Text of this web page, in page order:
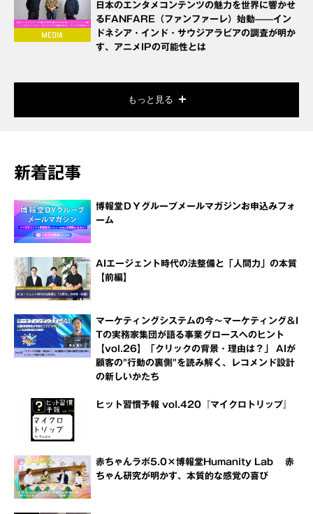
日本のエンタメコンテンツの魅力を世界に響かせ
るFANFARE（ファンファーレ）始動——イン
ドネシア・インド・サウジアラビアの調査が明か
す、アニメIPの可能性とは
もっと見る
新着記事
博報堂ＤＹグループメールマガジンお申込みフォ
ーム
AIエージェント時代の法整備と「人間力」の本質
【前編】
マーケティングシステムの今～マーケティング＆I
Tの実務家集団が語る事業グロースへのヒント
【vol.26】「クリックの背景・理由は？」 AIが
顧客の"行動の裏側"を読み解く、レコメンド設計
の新しいかたち
ヒット習慣予報 vol.420『マイクロトリップ』
赤ちゃんラボ5.0×博報堂Humanity Lab 赤
ちゃん研究が明かす、本質的な感覚の喜び